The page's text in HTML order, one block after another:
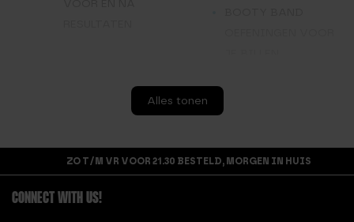
DE BESTE BILSPIER
OEFENINGEN VOOR
DE MOOISTE BILLEN
PLATTE BILLEN EN
ZITTEND WERK
Alles tonen
ZO T/M VR VOOR 21.30 BESTELD, MORGEN IN HUIS
CONNECT WITH US!